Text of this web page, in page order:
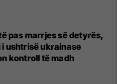
pas marrjes së detyrës,
i ushtrisë ukrainase
kontroll të madh